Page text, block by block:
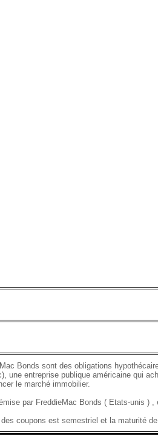
Bonds sont des obligations
une entreprise publique américaine qui
le marché immobilier.
par FreddieMac Bonds ( Etats-unis )
des coupons est semestriel et la maturité